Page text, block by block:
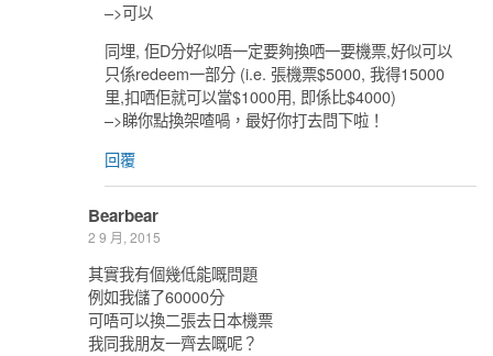
–>可以
同埋, 佢D分好似唔一定要夠換哂一要機票,好似可以
只係redeem一部分 (i.e. 張機票$5000, 我得15000
里,扣哂佢就可以當$1000用, 即係比$4000)
–>睇你點換架喳喎，最好你打去問下啦！
回覆
Bearbear
2 9 月, 2015
其實我有個幾低能嘅問題
例如我儲了60000分
可唔可以換二張去日本機票
我同我朋友一齊去嘅呢？